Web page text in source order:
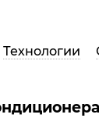
Технологии